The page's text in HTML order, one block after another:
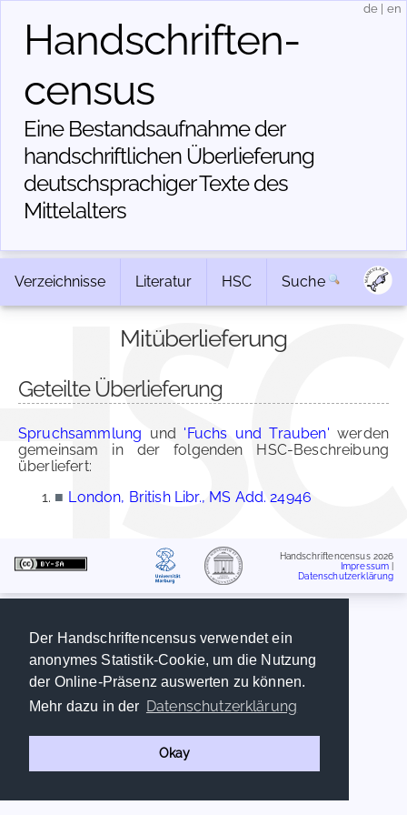
Der Handschriftencensus verwendet ein
anonymes Statistik-Cookie, um die Nutzung
der Online-Präsenz auswerten zu können.
Mehr dazu in der Datenschutzerklärung
Okay
Handschriften­
census
Eine Bestandsaufnahme der
handschriftlichen Über­lieferung
deutschsprachiger Texte des
Mittelalters
de en
Verzeichnisse Literatur HSC Suche
Mitüberlieferung
Geteilte Überlieferung
Spruchsammlung und 'Fuchs und Trauben' werden
gemeinsam in der folgenden HSC-Beschreibung
überliefert:
■ London, British Libr., MS Add. 24946
Handschriftencensus 2026
Impressum
Datenschutzerklärung